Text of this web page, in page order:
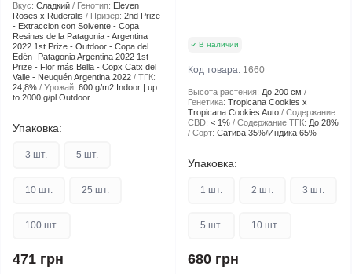
Вкус: Сладкий Генотип: Eleven
Roses x Ruderalis
Призёр: 2nd Prize
- Extraccion con Solvente - Copa
Resinas de la Patagonia - Argentina
2022 1st Prize - Outdoor - Copa del
Edén- Patagonia Argentina 2022 1st
Prize - Flor más Bella - Copx Catx del
Valle - Neuquén Argentina 2022
ТГК:
24,8%
Урожай: 600 g/m2 Indoor | up
to 2000 g/pl Outdoor
Упаковка:
3 шт. 5 шт.
10 шт. 25 шт.
100 шт.
471 грн
В наличии
Код товара: 1660
Высота растения: До 200 см
Генетика: Tropicana Cookies x
Tropicana Cookies Auto
Содержание
CBD: < 1% Содержание ТГК: До 28%
Сорт: Сатива 35%/Индика 65%
Упаковка:
1 шт. 2 шт. 3 шт.
5 шт. 10 шт.
680 грн